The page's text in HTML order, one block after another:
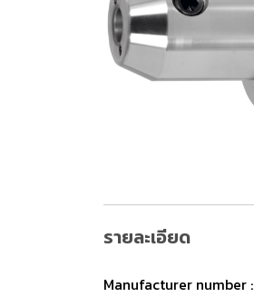
รายละเอียด
Manufacturer number :